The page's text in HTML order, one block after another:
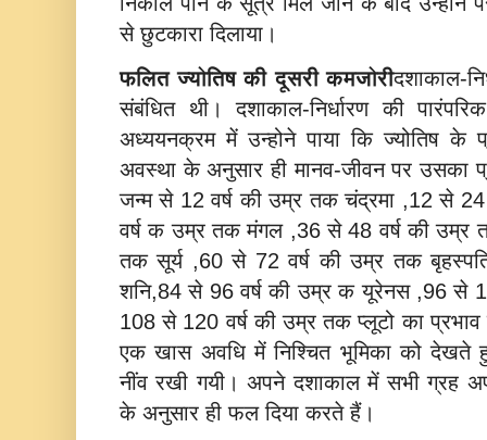
से छुटकारा दिलाया।
फलित ज्योतिष की दूसरी कमजोरीदशाकाल-
संबंधित थी। दशाकाल-निर्धारण की
अध्ययनक्रम में उन्होने पाया कि ज्योतिष के
अवस्था के अनुसार ही मानव-जीवन पर उसका
जन्म से 12 वर्ष की उम्र तक चंद्रमा ,12 से
वर्ष क उम्र तक मंगल ,36 से 48 वर्ष की उम्र
तक सूर्य ,60 से 72 वर्ष की उम्र तक
शनि,84 से 96 वर्ष की उम्र क यूरेनस ,96 से
108 से 120 वर्ष की उम्र तक प्लूटो का प्रभाव
एक खास अवधि में निश्चित भूमिका को देखते
नींव रखी गयी। अपने दशाकाल में सभी ग्रह
के अनुसार ही फल दिया करते हैं।